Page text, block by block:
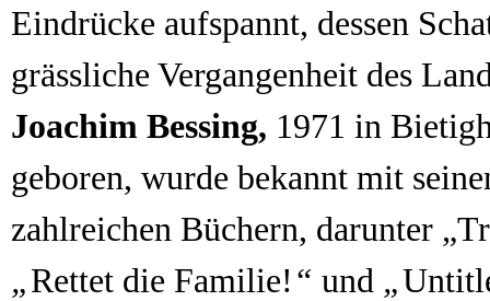
Eindrücke aufspannt, dessen
grässliche Vergangenheit des
Joachim Bessing, 1971 in
geboren, wurde bekannt mit
zahlreichen Büchern, darunter „
„Rettet die Familie! “ und „